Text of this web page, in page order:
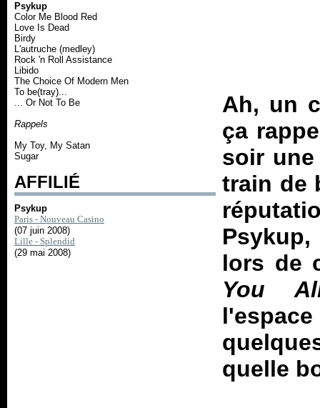
Psykup
Color Me Blood Red
Love Is Dead
Birdy
L'autruche (medley)
Rock 'n Roll Assistance
Libido
The Choice Of Modern Men
To be(tray)...
... Or Not To Be
Rappels
My Toy, My Satan
Sugar
AFFILIÉ
Psykup
Paris - Nouveau Casino
(07 juin 2008)
Lille - Splendid
(29 mai 2008)
Ah, un
ça
soir
train de
lors de
You
quelle